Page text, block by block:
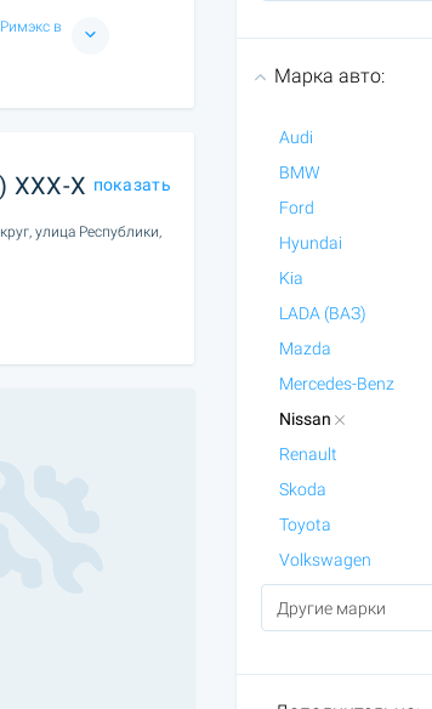
в
XXX-X показать
улица Республики,
Марка авто:
Audi
BMW
Ford
Hyundai
Kia
LADA (ВАЗ)
Mazda
Mercedes-Benz
Nissan
Renault
Skoda
Toyota
Volkswagen